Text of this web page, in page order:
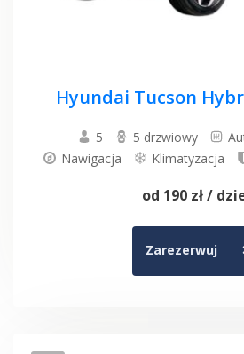
Hyundai Tucson
5 5 drzwiowy
Nawigacja
Klimatyzacja
od 190 zł/
Zarezerwuj